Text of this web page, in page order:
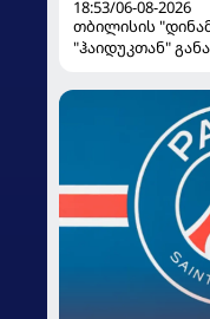
18:53/06-08-2026
თბილისის
"ჰაიდუკთან"